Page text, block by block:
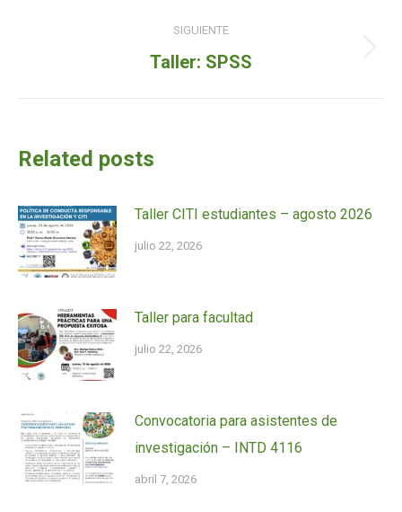
SIGUIENTE
Siguiente
Taller: SPSS
Related posts
Taller CITI estudiantes – agosto 2026
julio 22, 2026
Taller para facultad
julio 22, 2026
Convocatoria para asistentes de
investigación – INTD 4116
abril 7, 2026